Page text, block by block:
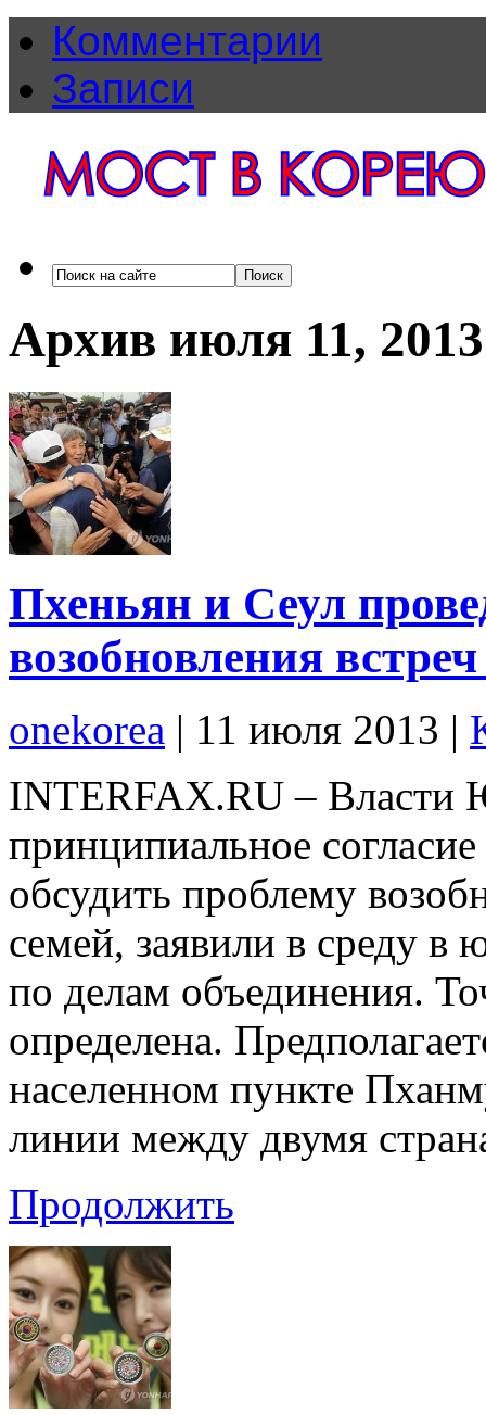
Комментарии
Записи
Архив июля 11, 2013
Пхеньян и Сеул
возобновления
onekorea | 11 июля 2013 |
INTERFAX.RU – Власти
принципиальное
обсудить проблему
семей, заявили в среду в
по делам объединения.
определена.
населенном пункте
линии между двумя
Продолжить